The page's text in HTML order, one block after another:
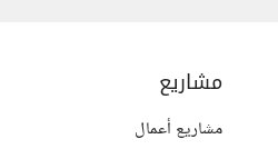
مشاريع
مشاريع أعمال